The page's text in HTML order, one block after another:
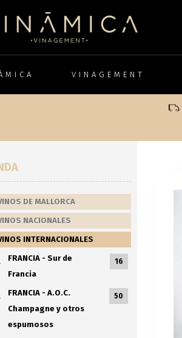
VINAGEMENT
DE MALLORCA
NACIONALES
INTERNACIONALES
FRANCIA - Sur de
Francia
16
FRANCIA - A.O.C.
Champagne y otros
espumosos
50